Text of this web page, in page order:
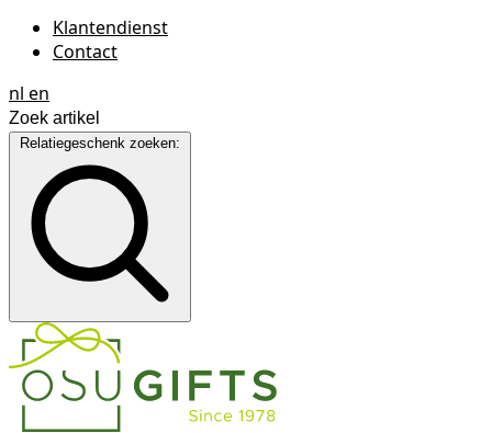
Klantendienst
Contact
nl en
Relatiegeschenk zoeken: